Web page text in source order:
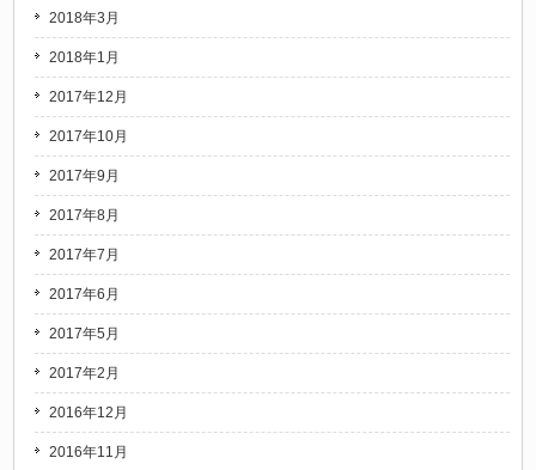
2018年3月
2018年1月
2017年12月
2017年10月
2017年9月
2017年8月
2017年7月
2017年6月
2017年5月
2017年2月
2016年12月
2016年11月